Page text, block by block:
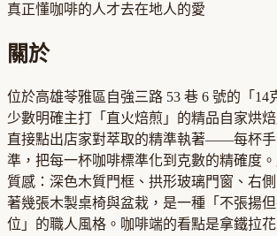
真正懂咖啡的人才去在地人的愛
關於
位於高雄苓雅區自強三路 53 巷 6 號的「14
少數明確主打「直火焙煎」的精品自家烘焙
直接點出店家對萃取的精準執著——每杯手
準，把每一杯咖啡標準化到克數的精確度
質感：深色木質門框、拱形玻璃門窗、右
著幾張木製桌椅與盆栽，是一種「不張揚
位」的職人風格。咖啡端的看點是拿鐵拉花